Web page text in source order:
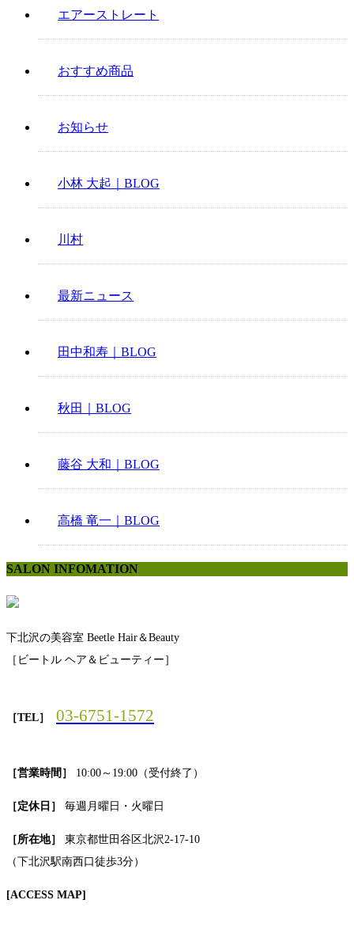
エアーストレート
おすすめ商品
お知らせ
小林 大起｜BLOG
川村
最新ニュース
田中和寿｜BLOG
秋田｜BLOG
藤谷 大和｜BLOG
高橋 竜一｜BLOG
SALON INFOMATION
下北沢の美容室 Beetle Hair＆Beauty
［ビートル ヘア＆ビューティー］
［TEL］ 03-6751-1572
［営業時間］ 10:00～19:00（受付終了）
［定休日］ 毎週月曜日・火曜日
［所在地］
東京都世田谷区北沢2-17-10
（下北沢駅南西口徒歩3分）
[ACCESS MAP]